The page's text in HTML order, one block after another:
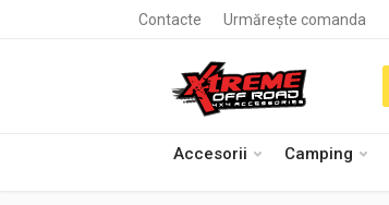
Contacte Urmărește comanda
Accesorii Camping